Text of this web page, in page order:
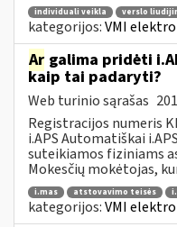
individuali veikla verslo
kategorijos:VMI
Ar galima pridėti
kaip tai padaryti?
Web turinio sąrašas
Registracijos numeris
i.APS Automatiškai
suteikiamos fiziniams
Mokesčių mokėtojas,
i.mas atstovavimo teisės
kategorijos:VMI